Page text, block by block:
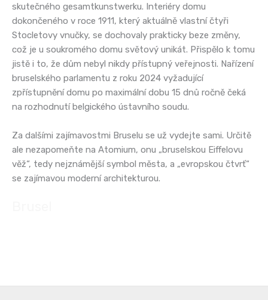
skutečného gesamtkunstwerku. Interiéry domu
dokončeného v roce 1911, který aktuálně vlastní čtyři
Stocletovy vnučky, se dochovaly prakticky beze změny,
což je u soukromého domu světový unikát. Přispělo k tomu
jistě i to, že dům nebyl nikdy přístupný veřejnosti. Nařízení
bruselského parlamentu z roku 2024 vyžadující
zpřístupnění domu po maximální dobu 15 dnů ročně čeká
na rozhodnutí belgického ústavního soudu.
Za dalšími zajímavostmi Bruselu se už vydejte sami. Určitě
ale nezapomeňte na Atomium, onu „bruselskou Eiffelovu
věž“, tedy nejznámější symbol města, a „evropskou čtvrť“
se zajímavou moderní architekturou.